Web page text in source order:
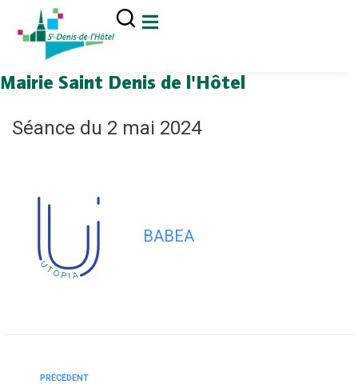
principal
Mairie Saint Denis de l'Hôtel
Séance du 2 mai 2024
BABEA
PRÉCÉDENT